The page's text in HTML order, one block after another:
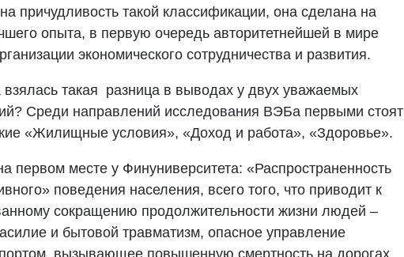
причудливость такой классификации, она сделана на
опыта, в первую очередь авторитетнейшей в мире
экономического сотрудничества и развития.
взялась такая разница в выводах у двух уважаемых
Среди направлений исследования ВЭБа первыми стоят
«Жилищные условия», «Доход и работа», «Здоровье».
первом месте у Финуниверситета: «Распространенность
поведения населения, всего того, что приводит к
сокращению продолжительности жизни людей –
и бытовой травматизм, опасное управление